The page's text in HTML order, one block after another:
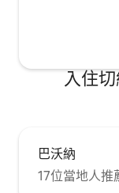
入住
巴沃納
17位當地人推